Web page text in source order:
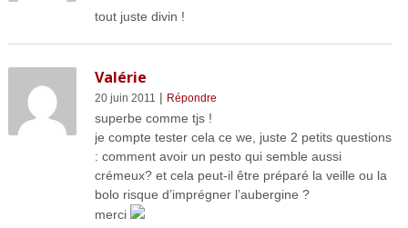
tout juste divin !
Valérie
20 juin 2011 | Répondre
superbe comme tjs !
je compte tester cela ce we, juste 2 petits questions
: comment avoir un pesto qui semble aussi
crémeux? et cela peut-il être préparé la veille ou la
bolo risque d’imprégner l’aubergine ?
merci